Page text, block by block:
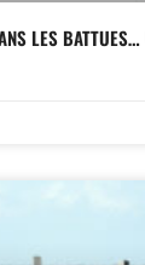
LES